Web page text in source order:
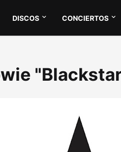
DISCOS CONCIERTOS